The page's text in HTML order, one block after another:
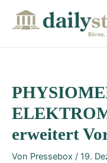
Börse,
erweitert
Von Pressebox / 19.